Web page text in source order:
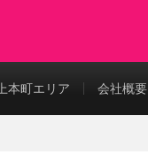
上本町エリア 会社概要